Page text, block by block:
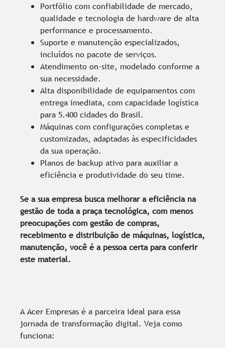
Portfólio com confiabilidade de mercado,
qualidade e tecnologia de hardware de alta
performance e processamento.
Suporte e manutenção especializados,
incluídos no pacote de serviços.
Atendimento on-site, modelado conforme a
sua necessidade.
Alta disponibilidade de equipamentos com
entrega imediata, com capacidade logística
para 5.400 cidades do Brasil.
Máquinas com configurações completas e
customizadas, adaptadas às especificidades
da sua operação.
Planos de backup ativo para auxiliar a
eficiência e produtividade do seu time.
Se a sua empresa busca melhorar a eficiência na
gestão de toda a praça tecnológica, com menos
preocupações com gestão de compras,
recebimento e distribuição de máquinas, logística,
manutenção, você é a pessoa certa para conferir
este material.
A Acer Empresas é a parceira ideal para essa
jornada de transformação digital. Veja como
funciona: